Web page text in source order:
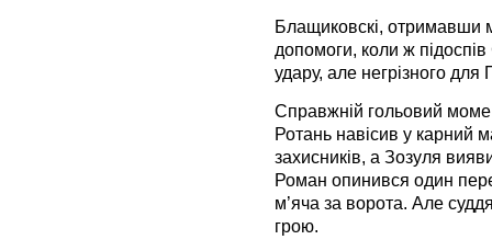
Блащиковскі, отримавши
допомоги, коли ж
удару, але негрізного для
Справжній гольовий
Ротань навісив у карний
захисників, а Зозуля
Роман опинився один
м’яча за ворота. Але
грою.